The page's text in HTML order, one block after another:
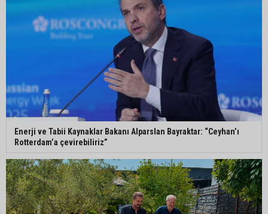
Enerji ve Tabii Kaynaklar Bakanı Alparslan Bayraktar: “Ceyhan’ı
Rotterdam’a çevirebiliriz”